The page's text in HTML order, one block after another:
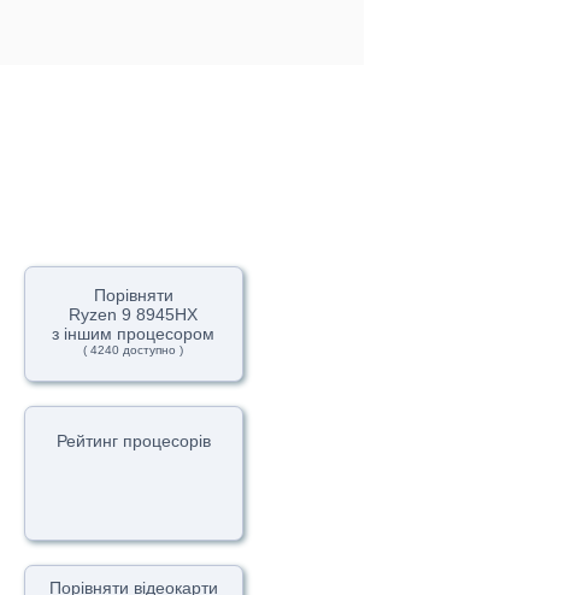
Порівняти
Ryzen 9 8945HX
з іншим процесором
( 4240 доступно )
Рейтинг процесорів
Порівняти відеокарти